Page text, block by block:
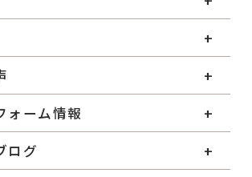
ォーム情報
ログ